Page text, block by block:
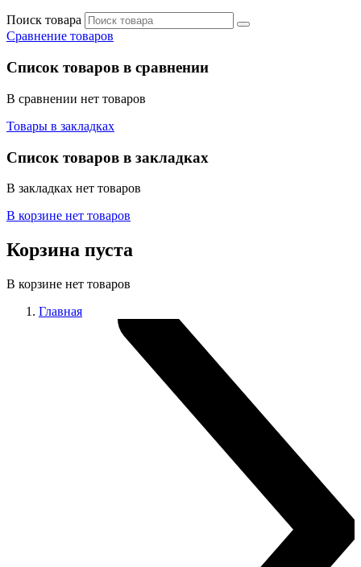
Поиск товара
Сравнение товаров
Список товаров в сравнении
В сравнении нет товаров
Товары в закладках
Список товаров в закладках
В закладках нет товаров
В корзине нет товаров
Корзина пуста
В корзине нет товаров
Главная